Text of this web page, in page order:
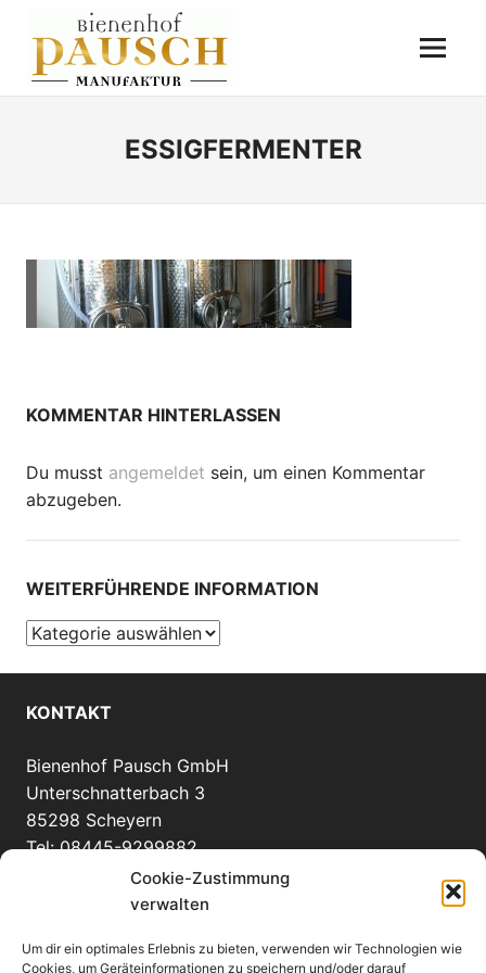
Cookie-Zustimmung
verwalten
Um dir ein optimales Erlebnis zu bieten, verwenden wir Technologien wie
Cookies, um Geräteinformationen zu speichern und/oder darauf
Inhalt
springen
Destillerie
Menü
ESSIGFERMENTER
KOMMENTAR HINTERLASSEN
Du musst angemeldet sein, um einen Kommentar
abzugeben.
WEITERFÜHRENDE INFORMATION
Weiterführende
KONTAKT
Bienenhof Pausch GmbH
Unterschnatterbach 3
85298 Scheyern
Tel: 08445-9299882
info(at)bienenhof-pausch.de
WEITERE INFORMATIONEN